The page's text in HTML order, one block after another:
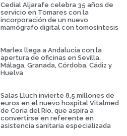
Cedial Aljarafe celebra 35 años de
servicio en Tomares con la
incorporación de un nuevo
mamógrafo digital con tomosíntesis
Marlex llega a Andalucía con la
apertura de oficinas en Sevilla,
Málaga, Granada, Córdoba, Cádiz y
Huelva
Salas Lluch invierte 8,5 millones de
euros en el nuevo hospital Vitalmed
de Coria del Río, que aspira a
convertirse en referente en
asistencia sanitaria especializada